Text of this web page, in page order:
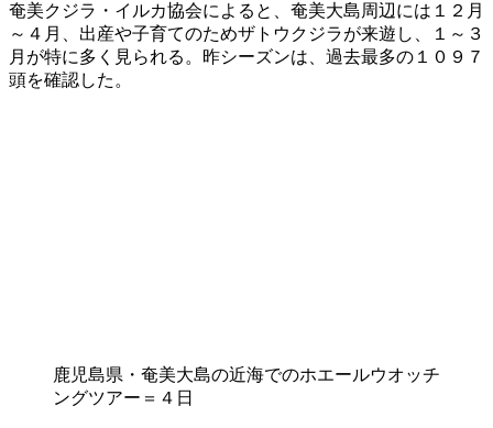
奄美クジラ・イルカ協会によると、奄美大島周辺には１２月
～４月、出産や子育てのためザトウクジラが来遊し、１～３
月が特に多く見られる。昨シーズンは、過去最多の１０９７
頭を確認した。
鹿児島県・奄美大島の近海でのホエールウオッチ
ングツアー＝４日